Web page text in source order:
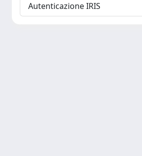
Autenticazione IRIS